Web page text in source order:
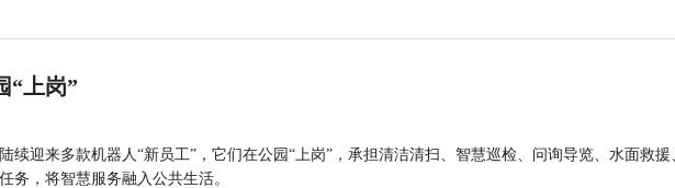
“上岗”
续迎来多款机器人“新员工”，它们在公园“上岗”，承担清洁清扫、智慧巡检、问询导览、水面救援
务，将智慧服务融入公共生活。